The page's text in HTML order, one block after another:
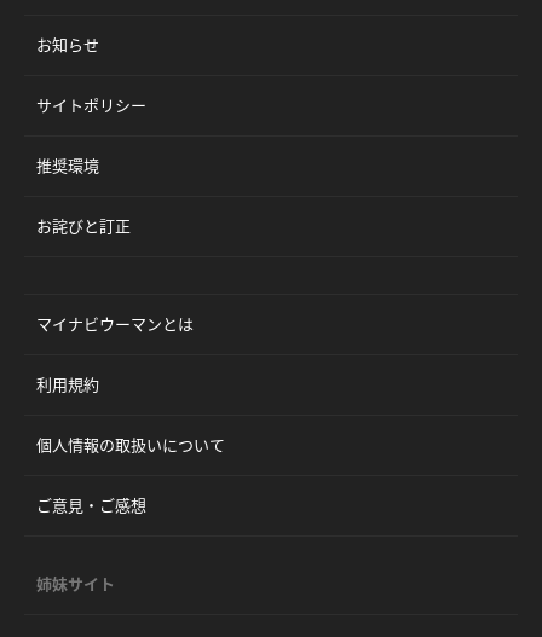
お知らせ
サイトポリシー
推奨環境
お詫びと訂正
マイナビウーマンとは
利用規約
個人情報の取扱いについて
ご意見・ご感想
姉妹サイト